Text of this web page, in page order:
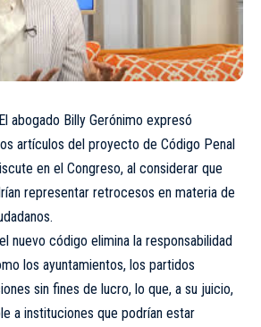
El abogado Billy Gerónimo expresó
artículos del proyecto de Código Penal
en el Congreso, al considerar que
representar retrocesos en materia de
nuevo código elimina la responsabilidad
los ayuntamientos, los partidos
sin fines de lucro, lo que, a su juicio,
a instituciones que podrían estar